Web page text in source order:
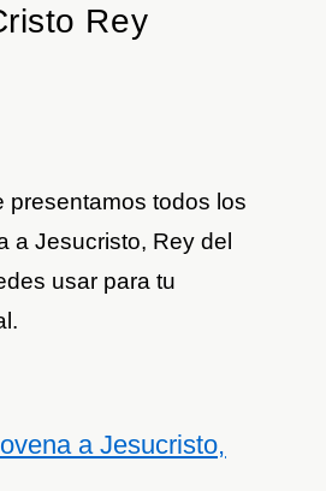
Rey
presentamos todos los
a Jesucristo, Rey del
usar para tu
a Jesucristo,